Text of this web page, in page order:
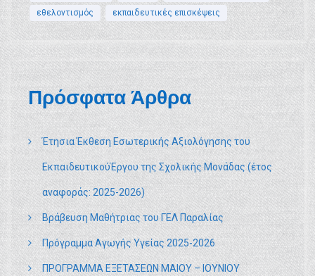
εθελοντισμός
εκπαιδευτικές επισκέψεις
Πρόσφατα Άρθρα
Έτησια Έκθεση Εσωτερικής Αξιολόγησης του
ΕκπαιδευτικούΈργου της Σχολικής Μονάδας (έτος
αναφοράς: 2025-2026)
Βράβευση Μαθήτριας του ΓΕΛ Παραλίας
Πρόγραμμα Αγωγής Υγείας 2025-2026
ΠΡΟΓΡΑΜΜΑ ΕΞΕΤΑΣΕΩΝ ΜΑΙΟΥ – ΙΟΥΝΙΟΥ